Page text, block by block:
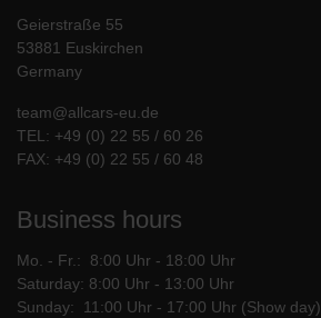
Geierstraße 55
53881 Euskirchen
Germany
team@allcars-eu.de
TEL: +49 (0) 22 55 / 60 26
FAX: +49 (0) 22 55 / 60 48
Business hours
Mo. - Fr.: 8:00 Uhr - 18:00 Uhr
Saturday: 8:00 Uhr - 13:00 Uhr
Sunday: 11:00 Uhr - 17:00 Uhr (Show day)